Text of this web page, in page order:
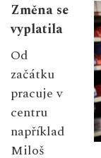
Změna se
vyplatila
Od
začátku
pracuje v
centru
například
Miloš